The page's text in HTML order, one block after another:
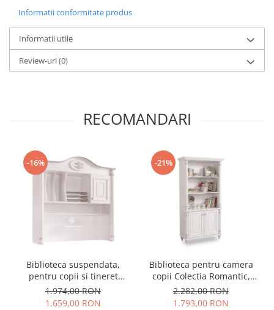
Informatii conformitate produs
Informatii utile
Review-uri(0)
RECOMANDARI
-16%
Biblioteca suspendata,
pentru copii si tineret
Colectia Romantic,
117x37x119 cm
1.974,00 RON
1.659,00 RON
-21%
Biblioteca pentru camera
copii Colectia Romantic,
96x42x186 cm
2.282,00 RON
1.793,00 RON